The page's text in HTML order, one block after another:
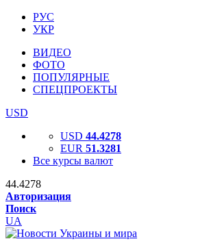
РУС
УКР
ВИДЕО
ФОТО
ПОПУЛЯРНЫЕ
СПЕЦПРОЕКТЫ
USD
USD 44.4278
EUR 51.3281
Все курсы валют
44.4278
Авторизация
Поиск
UA